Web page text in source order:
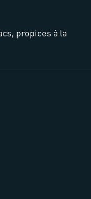
propices à la